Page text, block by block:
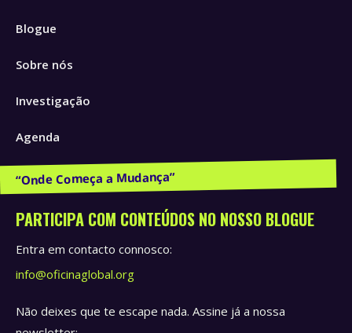
opens
new new
Blogue
Sobre nós
Investigação
Agenda
Publicações e Recursos
PARTICIPA COM CONTEÚDOS NO NOSSO BLOGUE
Entra em contacto connosco:
info@oficinaglobal.org
Não deixes que te escape nada. Assine já a nossa